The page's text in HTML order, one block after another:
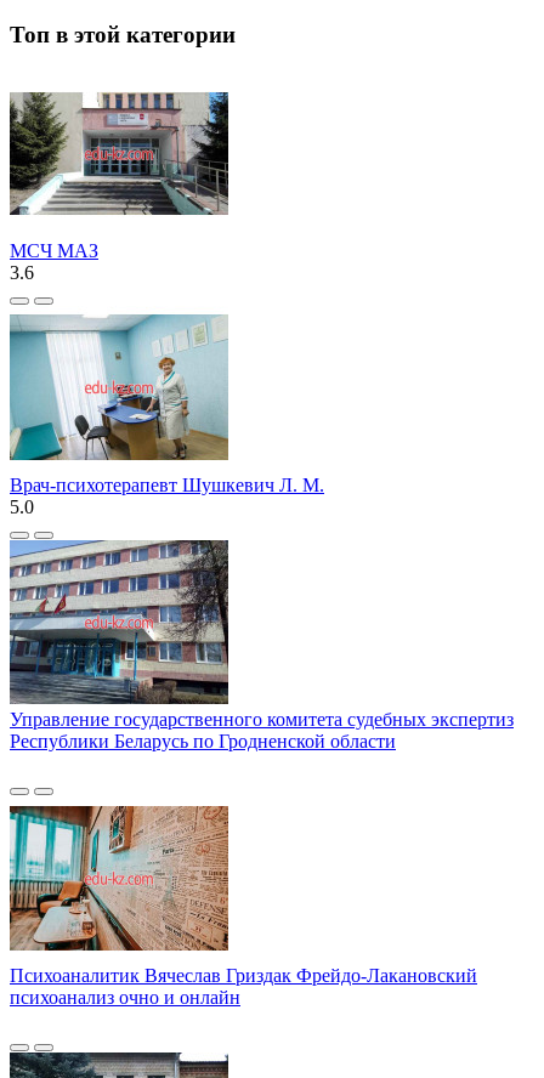
Топ в этой категории
МСЧ МАЗ
3.6
Врач-психотерапевт Шушкевич Л. М.
5.0
Управление государственного комитета судебных экспертиз
Республики Беларусь по Гродненской области
Психоаналитик Вячеслав Гриздак Фрейдо-Лакановский
психоанализ очно и онлайн